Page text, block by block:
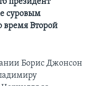
президент
суровым
время Второй
Борис Джонсон